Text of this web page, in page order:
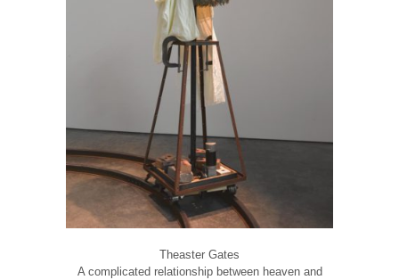
Theaster Gates
A complicated relationship between heaven and